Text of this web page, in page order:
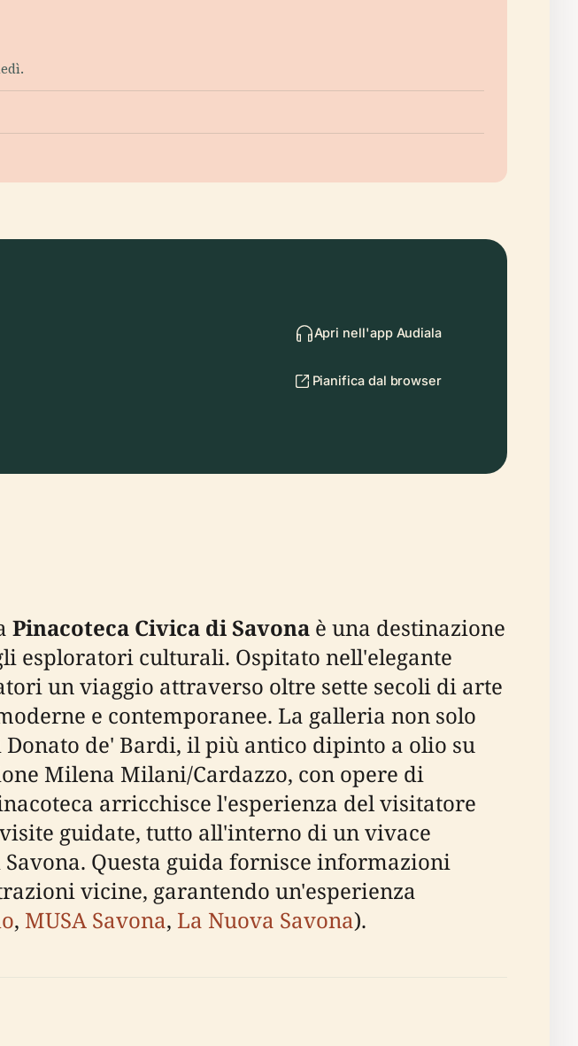
Apri nell'app Audiala
Pianifica dal browser
Pinacoteca Civica di Savona è una destinazione
esploratori culturali. Ospitato nell'elegante
un viaggio attraverso oltre sette secoli di arte
e contemporanee. La galleria non solo
Donato de' Bardi, il più antico dipinto a olio su
Milena Milani/Cardazzo, con opere di
arricchisce l'esperienza del visitatore
guidate, tutto all'interno di un vivace
Questa guida fornisce informazioni
vicine, garantendo un'esperienza
, MUSA Savona, La Nuova Savona).